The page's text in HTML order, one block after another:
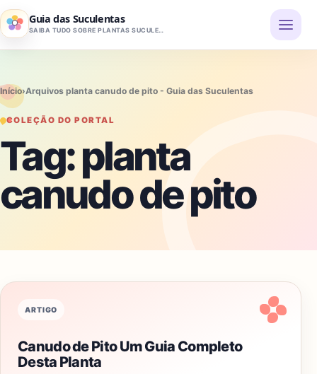
Pular para o conteúdo
Guia das Suculentas
SAIBA TUDO SOBRE PLANTAS SUCULENTAS
Início›Arquivos planta canudo de pito - Guia das Suculentas
COLEÇÃO DO PORTAL
Tag:planta
canudo de pito
ARTIGO
Canudo de Pito Um Guia Completo
Desta Planta